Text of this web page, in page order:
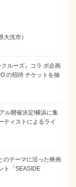
洗市）
クルーズ』コラ ボ企画
の招待 チケットを抽
ル開催決定!横浜に集
ティストによるライ
のテーマに沿った映画
ト「SEASIDE